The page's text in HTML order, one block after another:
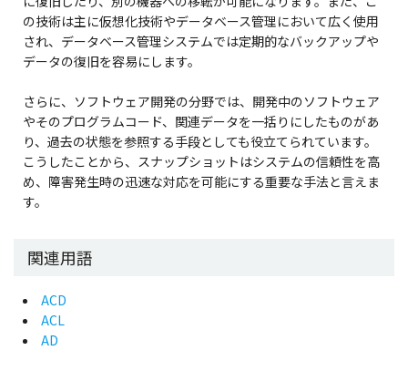
の技術は主に仮想化技術やデータベース管理において広く使用
され、データベース管理システムでは定期的なバックアップや
データの復旧を容易にします。
さらに、ソフトウェア開発の分野では、開発中のソフトウェア
やそのプログラムコード、関連データを一括りにしたものがあ
り、過去の状態を参照する手段としても役立てられています。
こうしたことから、スナップショットはシステムの信頼性を高
め、障害発生時の迅速な対応を可能にする重要な手法と言えま
す。
関連用語
ACD
ACL
AD